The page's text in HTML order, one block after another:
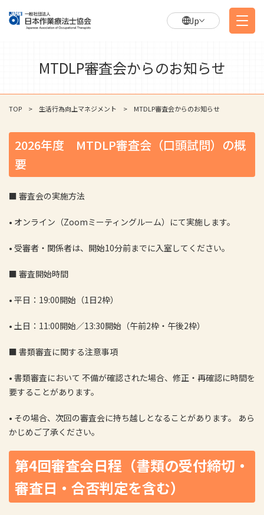
Jp
MTDLP審査会からのお知らせ
TOP 生活行為向上マネジメント MTDLP審査会からのお知らせ
2026年度 MTDLP審査会（口頭試問）の概
要
■ 審査会の実施方法
• オンライン（Zoomミーティングルーム）にて実施します。
• 受審者・関係者は、開始10分前までに入室してください。
■ 審査開始時間
• 平日：19:00開始（1日2枠）
• 土日：11:00開始／13:30開始（午前2枠・午後2枠）
■ 書類審査に関する注意事項
• 書類審査において 不備が確認された場合、修正・再確認に時間を
要することがあります。
• その場合、次回の審査会に持ち越しとなることがあります。 あら
かじめご了承ください。
第4回審査会日程（書類の受付締切・
審査日・合否判定を含む）